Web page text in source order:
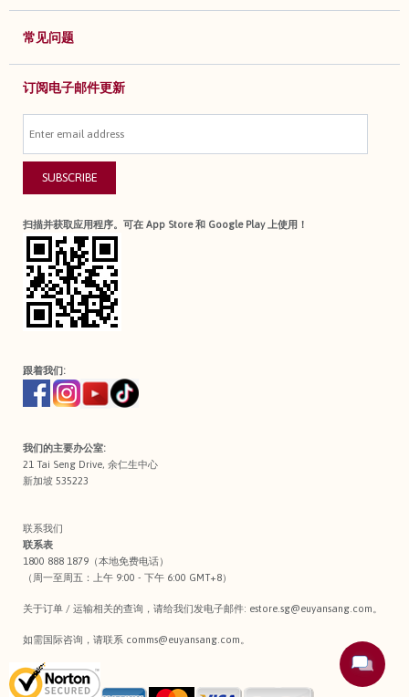
常见问题
订阅电子邮件更新
SUBSCRIBE
扫描并获取应用程序。可在 App Store 和 Google Play 上使用！
跟着我们:
我们的主要办公室:
21 Tai Seng Drive, 余仁生中心
新加坡 535223
联系我们
联系表
1800 888 1879（本地免费电话）
（周一至周五：上午 9:00 - 下午 6:00 GMT+8）
关于订单 / 运输相关的查询，请给我们发电子邮件: estore.sg@euyansang.com
如需国际咨询，请联系 comms@euyansang.com